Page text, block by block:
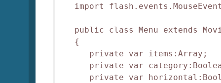
import
public class Menu extends
{
private var items:Array;
private var
private var